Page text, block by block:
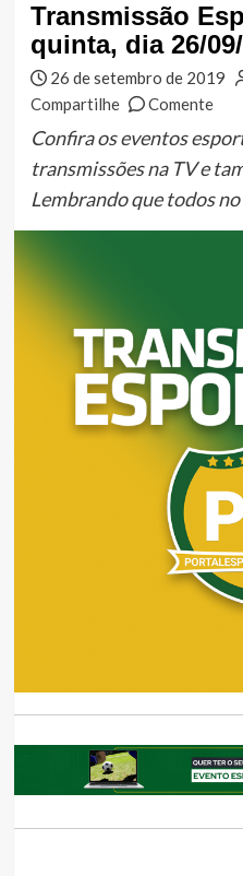
Transmissão
quinta, dia 26/
26 de setembro de 2019
Compartilhe
Comente
Confira os eventos
transmissões na TV e
Lembrando que todos